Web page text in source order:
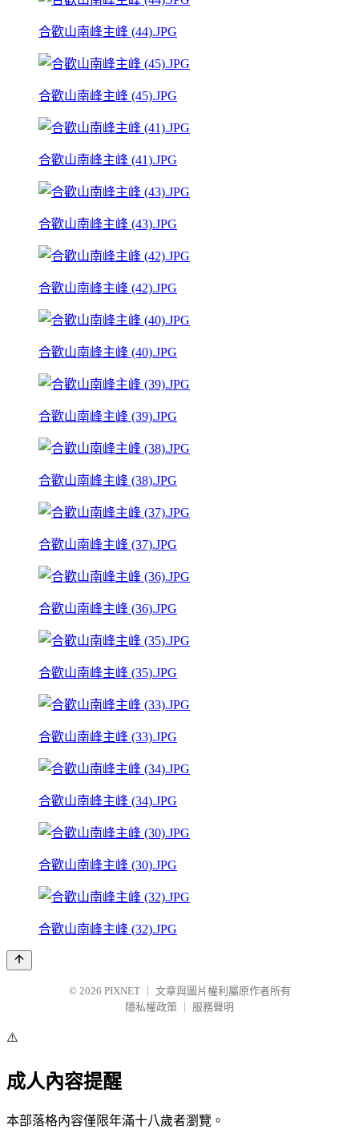
合歡山南峰主峰 (44).JPG
合歡山南峰主峰 (45).JPG
合歡山南峰主峰 (41).JPG
合歡山南峰主峰 (43).JPG
合歡山南峰主峰 (42).JPG
合歡山南峰主峰 (40).JPG
合歡山南峰主峰 (39).JPG
合歡山南峰主峰 (38).JPG
合歡山南峰主峰 (37).JPG
合歡山南峰主峰 (36).JPG
合歡山南峰主峰 (35).JPG
合歡山南峰主峰 (33).JPG
合歡山南峰主峰 (34).JPG
合歡山南峰主峰 (30).JPG
合歡山南峰主峰 (32).JPG
© 2026 PIXNET
文章與圖片權利屬原作者所有
隱私權政策
服務聲明
⚠️
成人內容提醒
本部落格內容僅限年滿十八歲者瀏覽。